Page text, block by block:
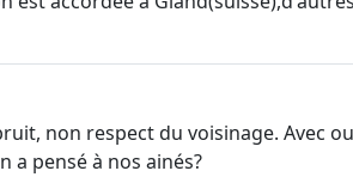
non respect du voisinage. Avec
a pensé à nos ainés?